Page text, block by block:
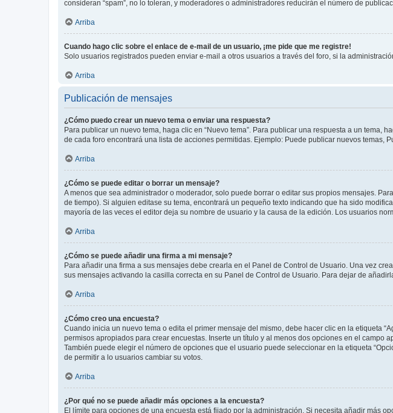
consideran “spam”, no lo toleran, y moderadores o administradores reducirán el número de
Arriba
Cuando hago clic sobre el enlace de e-mail de un usuario, ¡me pide que me registre!
Solo usuarios registrados pueden enviar e-mail a otros usuarios a través del foro, si la
Arriba
Publicación de mensajes
¿Cómo puedo crear un nuevo tema o enviar una respuesta?
Para publicar un nuevo tema, haga clic en “Nuevo tema”. Para publicar una respuesta a un tema,
de cada foro encontrará una lista de acciones permitidas. Ejemplo: Puede publicar nuevos temas,
Arriba
¿Cómo se puede editar o borrar un mensaje?
A menos que sea administrador o moderador, solo puede borrar o editar sus propios mensajes.
de tiempo). Si alguien editase su tema, encontrará un pequeño texto indicando que ha sido
mayoría de las veces el editor deja su nombre de usuario y la causa de la edición. Los usuarios
Arriba
¿Cómo se puede añadir una firma a mi mensaje?
Para añadir una firma a sus mensajes debe crearla en el Panel de Control de Usuario. Una vez
sus mensajes activando la casilla correcta en su Panel de Control de Usuario. Para dejar de
Arriba
¿Cómo creo una encuesta?
Cuando inicia un nuevo tema o edita el primer mensaje del mismo, debe hacer clic en la etiqueta
permisos apropiados para crear encuestas. Inserte un título y al menos dos opciones en el
También puede elegir el número de opciones que el usuario puede seleccionar en la etiqueta
de permitir a lo usuarios cambiar su votos.
Arriba
¿Por qué no se puede añadir más opciones a la encuesta?
El límite para opciones de una encuesta está fijado por la administración. Si necesita añadir más